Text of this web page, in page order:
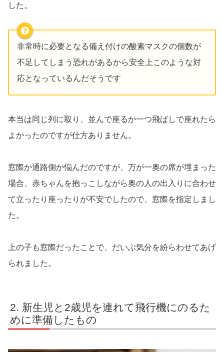
した。
非常時に必要となる備え付けの酸素マスクの個数が
不足してしまう恐れがあるから安全上このような対
応となっているんだそうです
本当は同じ列に取り、並んで座るか一つ飛ばしで座れたら
よかったのですが仕方ありません。
窓際か通路側か悩んだのですが、万が一奥の席が埋まった
場合、赤ちゃんを抱っこしながら奥の人の出入りに合わせ
て立ったり座ったりが不安でしたので、窓際を指定しまし
た。
上の子も窓際だったことで、だいぶ気分を紛らわせてあげ
られました。
新生児と2歳児を連れて飛行機にのるた
めに準備したもの